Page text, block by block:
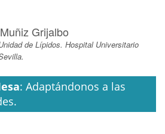
Grijalbo
de Lípidos. Hospital Universitario
: Adaptándonos a las